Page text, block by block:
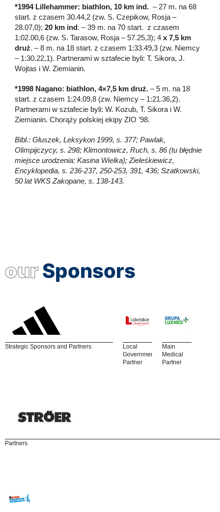
*1994 Lillehammer: biathlon, 10 km ind. – 27 m. na 68
start. z czasem 30.44,2 (zw. S. Czepikow, Rosja –
28.07,0); 20 km ind. – 39 m. na 70 start. z czasem
1:02.00,6 (zw. S. Tarasow, Rosja – 57.25,3); 4 x 7,5 km
druż. – 8 m. na 18 start. z czasem 1:33.49,3 (zw. Niemcy
– 1:30.22,1). Partnerami w sztafecie byli: T. Sikora, J.
Wojtas i W. Ziemianin.
*1998 Nagano: biathlon, 4×7,5 km druż. – 5 m. na 18
start. z czasem 1:24.09,8 (zw. Niemcy – 1:21.36,2).
Partnerami w sztafecie byli: W. Kozub, T. Sikora i W.
Ziemianin. Chorąży polskiej ekipy ZIO ’98.
Bibl.: Głuszek, Leksykon 1999, s. 377; Pawlak,
Olimpijczycy, s. 298; Klimontowicz, Ruch, s. 86 (tu błędnie
miejsce urodzenia: Kasina Wielka); Zieleśkiewicz,
Encyklopedia, s. 236-237, 250-253, 391, 436; Szatkowski,
50 lat WKS Zakopane, s. 138-143.
ourSponsors
Strategic Sponsors and Partners
Local
Government
Partner
Main
Medical
Partner
Partners